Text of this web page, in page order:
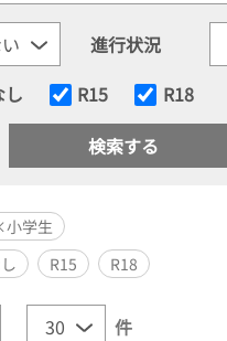
進行状況
し R15 R18
学生
R15 R18
件